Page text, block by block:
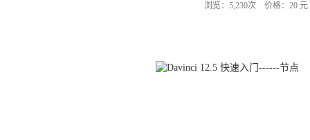
浏览：5,230次 价格：20 元